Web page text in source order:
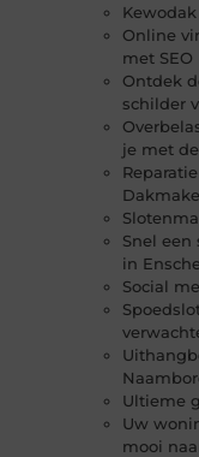
Online
met SEO
Ontdek
schilder
je met
Snel
in
Social
Ultieme
Uw
mooi